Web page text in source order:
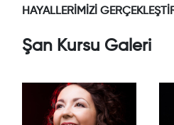
HAYALLERİMİZİ
Şan Kursu Galeri